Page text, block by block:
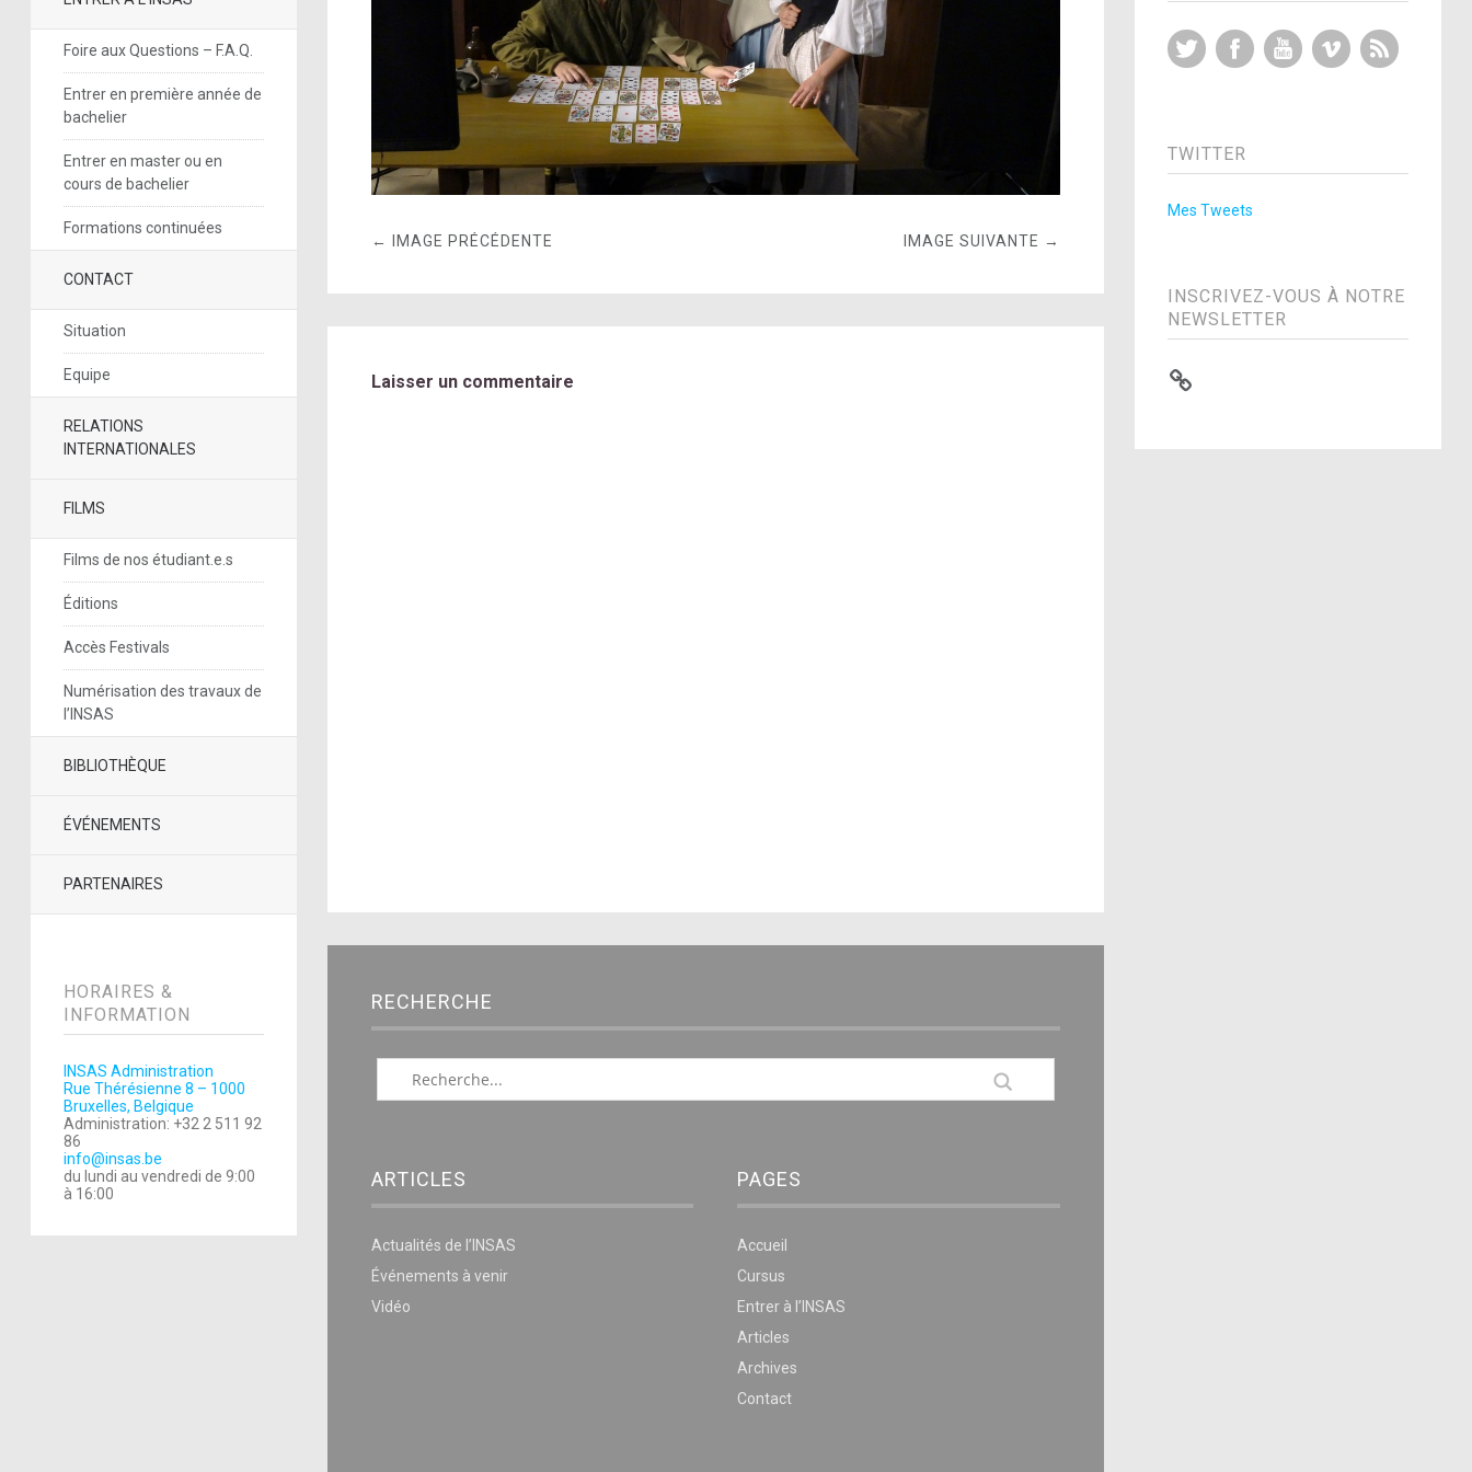
Foire aux Questions – F.A.Q.
Entrer en première année de
bachelier
Entrer en master ou en
cours de bachelier
Formations continuées
CONTACT
Situation
Equipe
RELATIONS
INTERNATIONALES
FILMS
Films de nos étudiant.e.s
Éditions
Accès Festivals
Numérisation des travaux de
l’INSAS
BIBLIOTHÈQUE
ÉVÉNEMENTS
PARTENAIRES
HORAIRES &
INFORMATION
INSAS Administration
Rue Thérésienne 8 – 1000
Bruxelles, Belgique
Administration: +32 2 511 92
86
info@insas.be
du lundi au vendredi de 9:00
à 16:00
← IMAGE PRÉCÉDENTE IMAGE SUIVANTE →
Laisser un commentaire
RECHERCHE
ARTICLES
Actualités de l’INSAS
Événements à venir
Vidéo
PAGES
Accueil
Cursus
Entrer à l’INSAS
Articles
Archives
Contact
Twitter FacebookYouTubeVimeo
TWITTER
Mes Tweets
INSCRIVEZ-VOUS À NOTRE
NEWSLETTER